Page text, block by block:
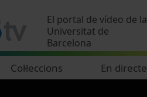
El portal de vídeo de la
Universitat de
Barcelona
Col·leccions En directe